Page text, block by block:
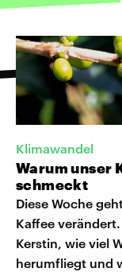
Klimawandel
Warum unser
schmeckt
Diese Woche
Kaffee
Kerstin, wie viel
herumfliegt und